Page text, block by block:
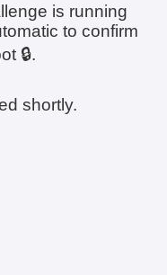
is running
to confirm
🔒.
shortly.